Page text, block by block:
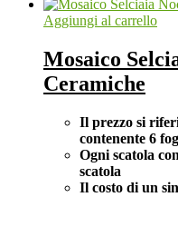
Aggiungi al carrello
Mosaico
Ceramiche
Il prezzo si
contenente 6
Ogni scatola
scatola
Il costo di un